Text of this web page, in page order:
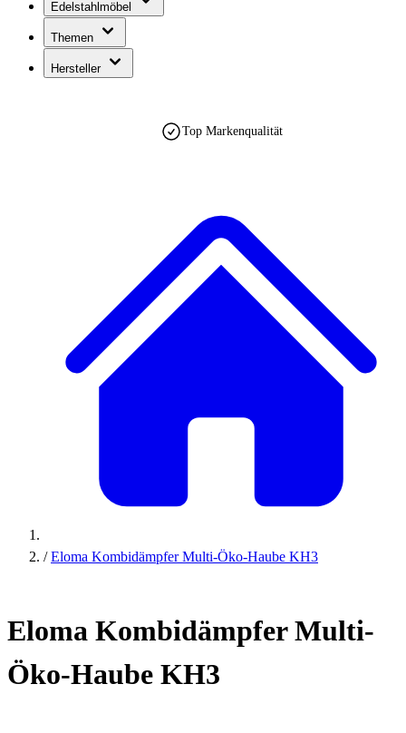
Edelstahlmöbel
Themen
Hersteller
Top Markenqualität
/ Eloma Kombidämpfer Multi-Öko-Haube KH3
Eloma Kombidämpfer Multi-
Öko-Haube KH3